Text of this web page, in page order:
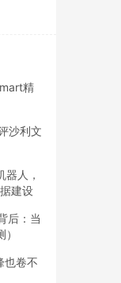
精
沙利文
人，
建设
后：当
也卷不